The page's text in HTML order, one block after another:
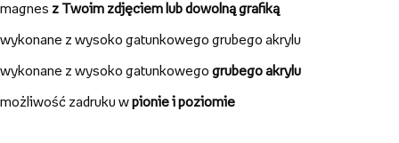
magnes z Twoim zdjęciem lub dowolną grafiką
wykonane z wysoko gatunkowego grubego akrylu
wykonane z wysoko gatunkowego grubego akrylu
możliwość zadruku wpionie i poziomie